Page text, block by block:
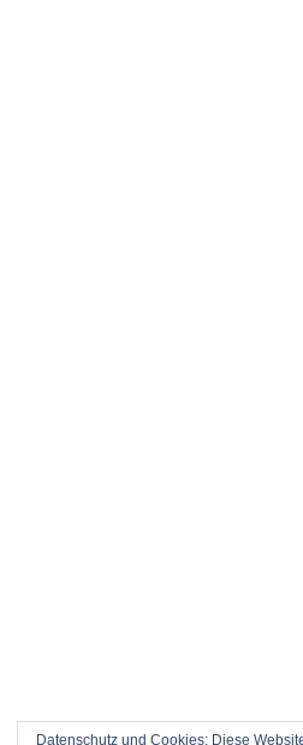
Datenschutz und Cookies: Diese